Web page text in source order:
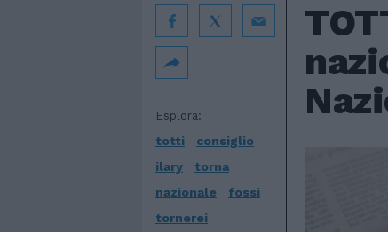
Esplora:
totti
consiglio
ilary
torna
nazionale
fossi
tornerei